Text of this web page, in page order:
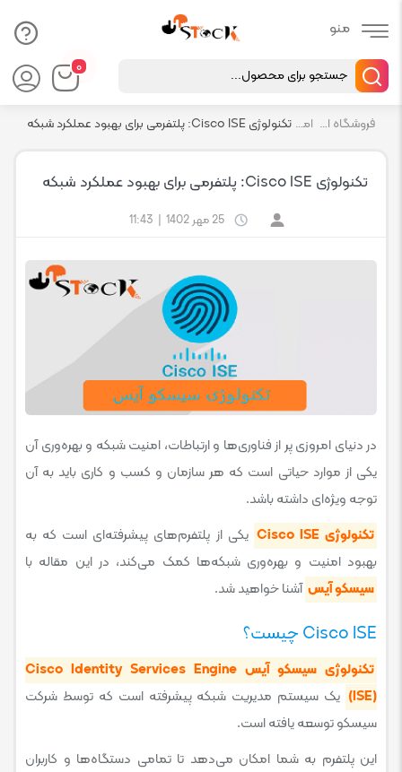
۰
Products
search
فروشگاه اچ استوک بازار انلاین تجهیزات کامپیوتر استوک اموزشی تکنولوژی Cisco ISE: پلتفرمی برای بهبود عملکرد شبکه
تکنولوژی Cisco ISE: پلتفرمی برای بهبود عملکرد شبکه
25 مهر 1402 11:43
در دنیای امروزی پر از فناوری‌ها و ارتباطات، امنیت شبکه و بهره‌وری آن
یکی از موارد حیاتی است که هر سازمان و کسب و کاری باید به آن
توجه ویژه‌ای داشته باشد.
تکنولوژی Cisco ISE
یکی از پلتفرم‌های پیشرفته‌ای است که به
بهبود امنیت و بهره‌وری شبکه‌ها کمک می‌کند، در این مقاله با
سیسکو آیس آشنا خواهید شد.
Cisco ISE چیست؟
تکنولوژی سیسکو آیس Cisco Identity Services Engine
(ISE) یک سیستم مدیریت شبکه پیشرفته است که توسط شرکت
سیسکو توسعه یافته است.
این پلتفرم به شما امکان می‌دهد تا تمامی دستگاه‌ها و کاربران